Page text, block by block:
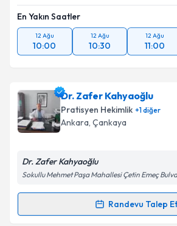
En Yakın Saatler
12 Ağu
10:00
12 Ağu
10:30
12 Ağu
11:00
Dr. Zafer Kahyaoğlu
Pratisyen Hekimlik +1diğer
Ankara, Çankaya
Dr. Zafer Kahyaoğlu
Sokullu Mehmet Paşa Mahallesi Çetin Emeç
Randevu Talep Et
Randevu Takvimi Talebi